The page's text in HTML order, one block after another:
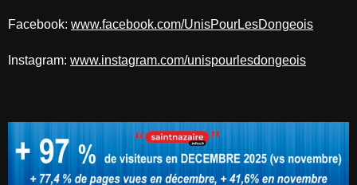
Facebook: www.facebook.com/UnisPourLesDongeois
Instagram: www.instagram.com/unispourlesdongeois